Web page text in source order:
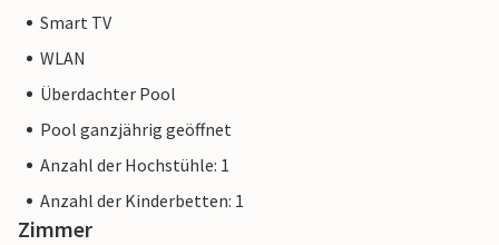
Smart TV
WLAN
Überdachter Pool
Pool ganzjährig geöffnet
Anzahl der Hochstühle: 1
Anzahl der Kinderbetten: 1
Zimmer